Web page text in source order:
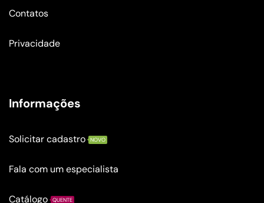
Contatos
Privacidade
Informações
Solicitar cadastro NOVO
Fala com um especialista
Catálogo QUENTE